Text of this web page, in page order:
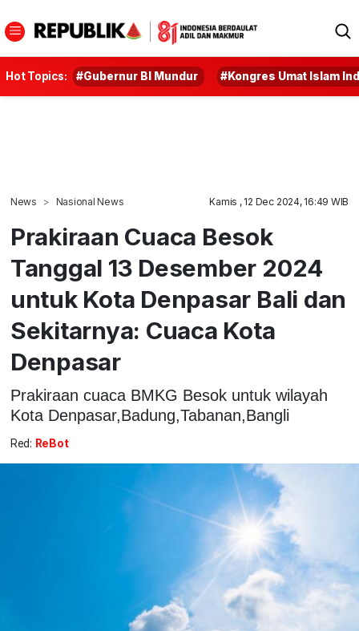
Hot Topics: #Gubernur BI Mundur #Kongres Umat Islam
News Nasional News Kamis , 12 Dec 2024, 16:49 WIB
Prakiraan Cuaca Besok
Tanggal 13 Desember 2024
untuk Kota Denpasar Bali dan
Sekitarnya: Cuaca Kota
Denpasar
Prakiraan cuaca BMKG Besok untuk wilayah
Kota Denpasar,Badung,Tabanan,Bangli
Red: ReBot